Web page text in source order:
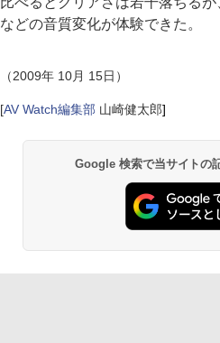
などの音質変化が体験できた。
（2009年 10月 15日）
[AV Watch編集部 山崎健太郎]
Google 検索で当サイトの